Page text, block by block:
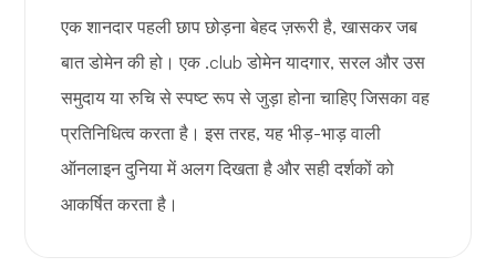
एक शानदार पहली छाप छोड़ना बेहद ज़रूरी है, खासकर जब
बात डोमेन की हो। एक .club डोमेन यादगार, सरल और उस
समुदाय या रुचि से स्पष्ट रूप से जुड़ा होना चाहिए जिसका वह
प्रतिनिधित्व करता है। इस तरह, यह भीड़-भाड़ वाली
ऑनलाइन दुनिया में अलग दिखता है और सही दर्शकों को
आकर्षित करता है।